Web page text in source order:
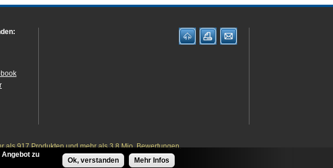
als 917 Produkten und mehr als 3,8 Mio. Bewertungen.
zu
Ok, verstanden Mehr Infos